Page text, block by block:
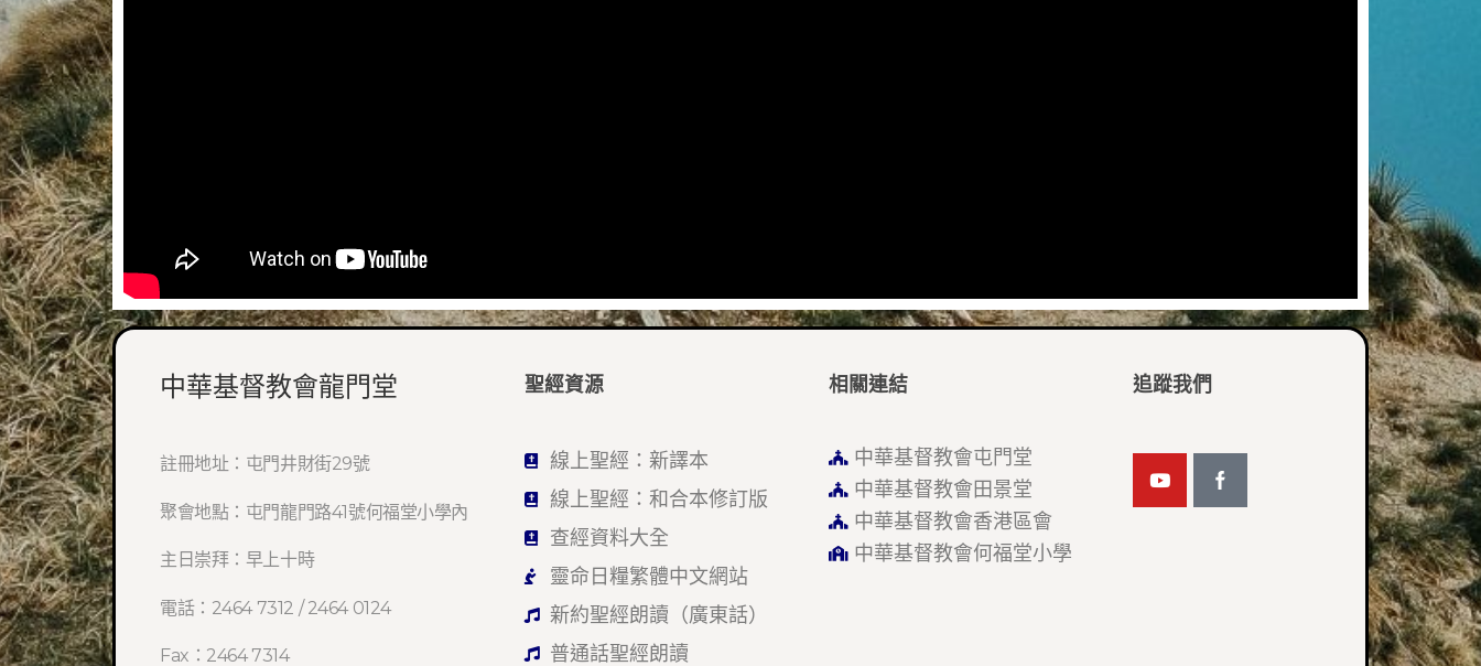
中華基督教會龍門堂
註冊地址：屯門井財街29號
聚會地點：屯門龍門路41號何福堂小學內
主日崇拜：早上十時
電話：2464 7312 / 2464 0124
Fax：2464 7314
聖經資源
線上聖經：新譯本
線上聖經：和合本修訂版
查經資料大全
靈命日糧繁體中文網站
新約聖經朗讀（廣東話）
普通話聖經朗讀
相關連結
中華基督教會屯門堂
中華基督教會田景堂
中華基督教會香港區會
中華基督教會何福堂小學
追蹤我們